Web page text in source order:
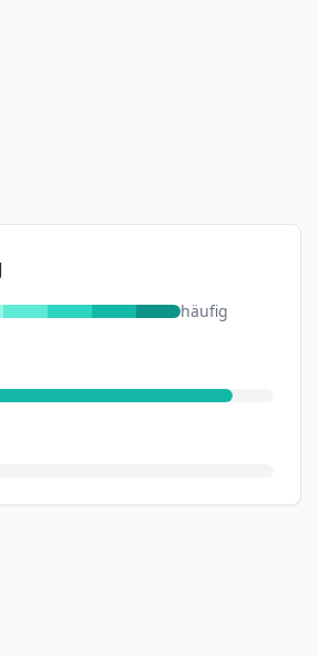
häufig